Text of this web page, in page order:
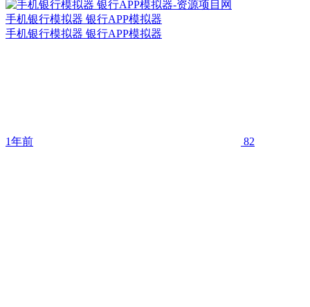
手机银行模拟器 银行APP模拟器
手机银行模拟器 银行APP模拟器
1年前 82